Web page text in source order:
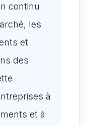
continu
les
et
des
à
et à